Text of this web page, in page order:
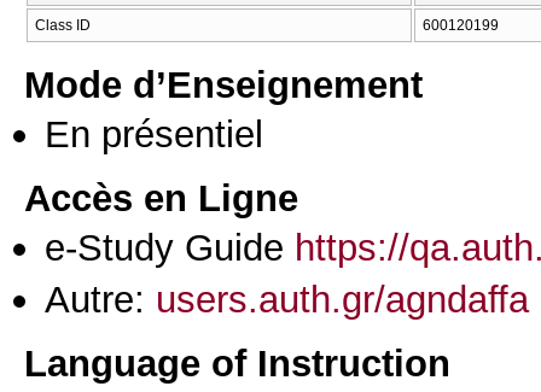
Class ID 600120199
Mode d’Enseignement
En présentiel
Accès en Ligne
e-Study Guide https://
Autre: users.auth.gr/agndaffa
Language of Instruction